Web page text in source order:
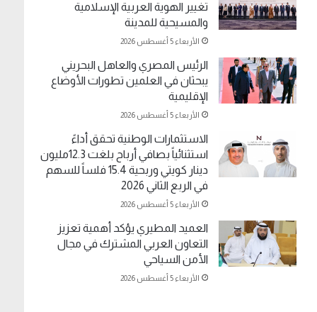
تغيير الهوية العربية الإسلامية
والمسيحية للمدينة
الأربعاء 5 أغسطس 2026
الرئيس المصري والعاهل البحريني
يبحثان في العلمين تطورات الأوضاع
الإقليمية
الأربعاء 5 أغسطس 2026
الاستثمارات الوطنية تحقق أداءً
استثنائياً بصافي أرباح بلغت 12.3مليون
دينار كويتي وربحية 15.4 فلساً للسهم
في الربع الثاني 2026
الأربعاء 5 أغسطس 2026
العميد المطيري يؤكد أهمية تعزيز
التعاون العربي المشترك في مجال
الأمن السياحي
الأربعاء 5 أغسطس 2026